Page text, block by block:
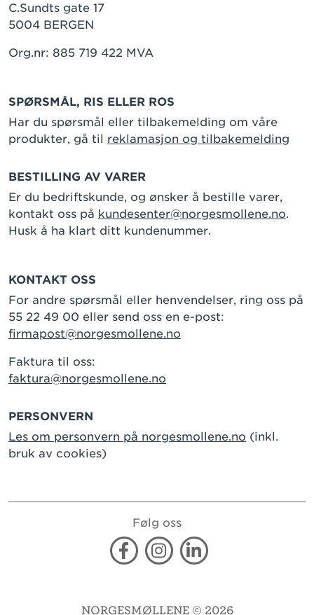
C.Sundts gate 17
5004 BERGEN
Org.nr: 885 719 422 MVA
SPØRSMÅL, RIS ELLER ROS
Har du spørsmål eller tilbakemelding om våre
produkter, gå til reklamasjon og tilbakemelding
BESTILLING AV VARER
Er du bedriftskunde, og ønsker å bestille varer,
kontakt oss på kundesenter@norgesmollene.no.
Husk å ha klart ditt kundenummer.
KONTAKT OSS
For andre spørsmål eller henvendelser, ring oss på
55 22 49 00 eller send oss en e-post:
firmapost@norgesmollene.no
Faktura til oss:
faktura@norgesmollene.no
PERSONVERN
Les om personvern på norgesmollene.no (inkl.
bruk av cookies)
Følg oss
FacebookInstagramLinkedin
NORGESMØLLENE © 2026